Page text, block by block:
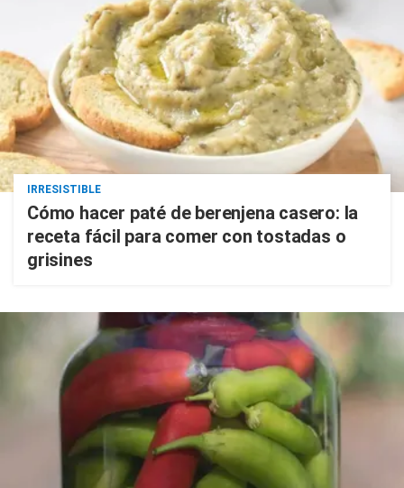
IRRESISTIBLE
Cómo hacer paté de berenjena casero: la
receta fácil para comer con tostadas o
grisines